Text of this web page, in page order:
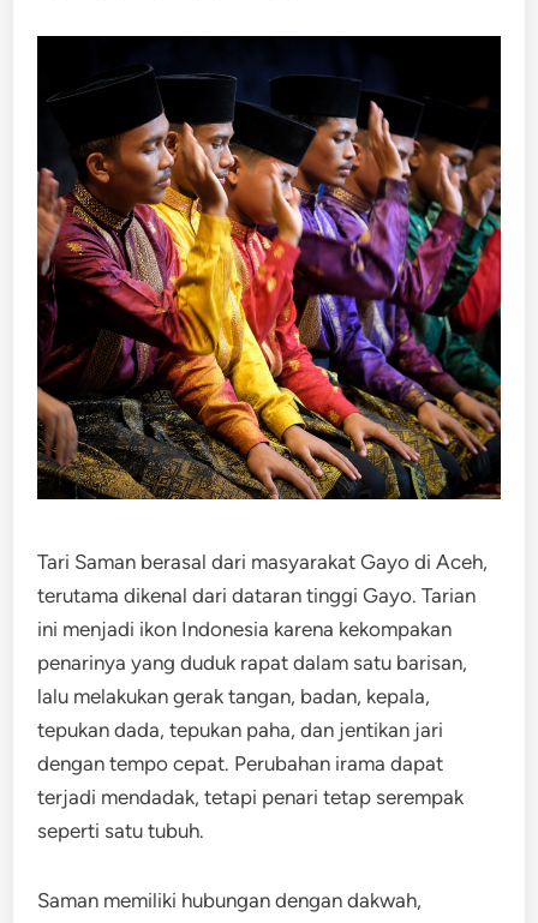
Tari Saman berasal dari masyarakat Gayo di Aceh,
terutama dikenal dari dataran tinggi Gayo. Tarian
ini menjadi ikon Indonesia karena kekompakan
penarinya yang duduk rapat dalam satu barisan,
lalu melakukan gerak tangan, badan, kepala,
tepukan dada, tepukan paha, dan jentikan jari
dengan tempo cepat. Perubahan irama dapat
terjadi mendadak, tetapi penari tetap serempak
seperti satu tubuh.
Saman memiliki hubungan dengan dakwah,